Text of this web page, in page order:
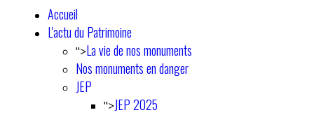
Accueil
L'actu du Patrimoine
">La vie de nos monuments
Nos monuments en danger
JEP
">JEP 2025